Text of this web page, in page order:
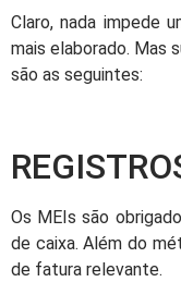
Claro, nada impede
mais elaborado. Mas
são as seguintes:
Os MEIs são
de caixa. Além do
de fatura relevante.